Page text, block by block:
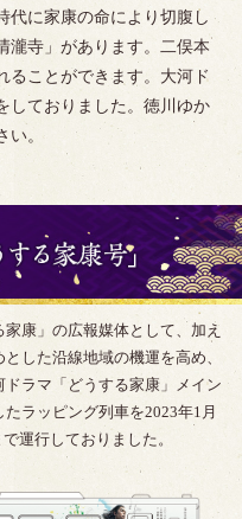
代に家康の命により切腹し
瀧寺」があります。二俣本
ることができます。大河ド
しておりました。徳川ゆか
。
康」の広報媒体として、加え
した沿線地域の機運を高め、
ラマ「どうする家康」メイン
ラッピング列車を2023年1月
運行しておりました。